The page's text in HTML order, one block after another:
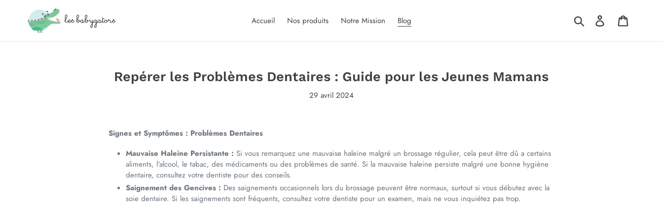
Accueil Nos produits Notre Mission Blog RechercherSe connecter
Repérer les Problèmes Dentaires : Guide pour les Jeunes Mamans
29 avril 2024
Signes et Symptômes : Problèmes Dentaires
Mauvaise Haleine Persistante : Si vous remarquez une mauvaise haleine malgré un brossage régulier, cela peut être dû a certains
aliments, l'alcool, le tabac, des médicaments ou des problèmes de santé. Si la mauvaise haleine persiste malgré une bonne hygiène
dentaire, consultez votre dentiste pour des conseils.
Saignement des Gencives : Des saignements occasionnels lors du brossage peuvent être normaux, surtout si vous débutez avec la
soie dentaire. Si les saignements sont fréquents, consultez votre dentiste pour un examen, mais ne vous inquiétez pas trop.